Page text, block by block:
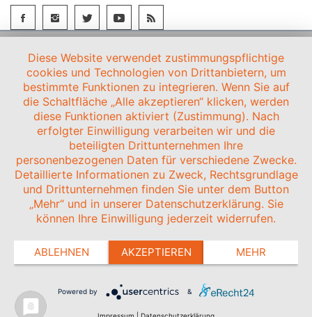
Diese Website verwendet zustimmungspflichtige
cookies und Technologien von Drittanbietern, um
bestimmte Funktionen zu integrieren. Wenn Sie auf
die Schaltfläche „Alle akzeptieren“ klicken, werden
diese Funktionen aktiviert (Zustimmung). Nach
erfolgter Einwilligung verarbeiten wir und die
beteiligten Drittunternehmen Ihre
personenbezogenen Daten für verschiedene Zwecke.
Detaillierte Informationen zu Zweck, Rechtsgrundlage
und Drittunternehmen finden Sie unter dem Button
„Mehr“ und in unserer Datenschutzerklärung. Sie
können Ihre Einwilligung jederzeit widerrufen.
ABLEHNEN AKZEPTIEREN MEHR
Powered by &